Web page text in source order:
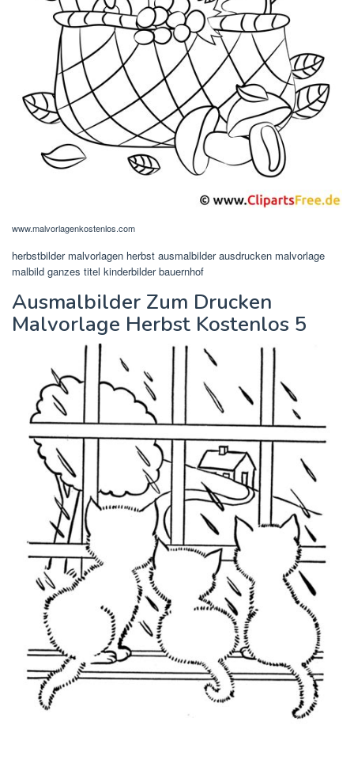
www.malvorlagenkostenlos.com
herbstbilder malvorlagen herbst ausmalbilder ausdrucken malvorlage
malbild ganzes titel kinderbilder bauernhof
Ausmalbilder Zum Drucken
Malvorlage Herbst Kostenlos 5